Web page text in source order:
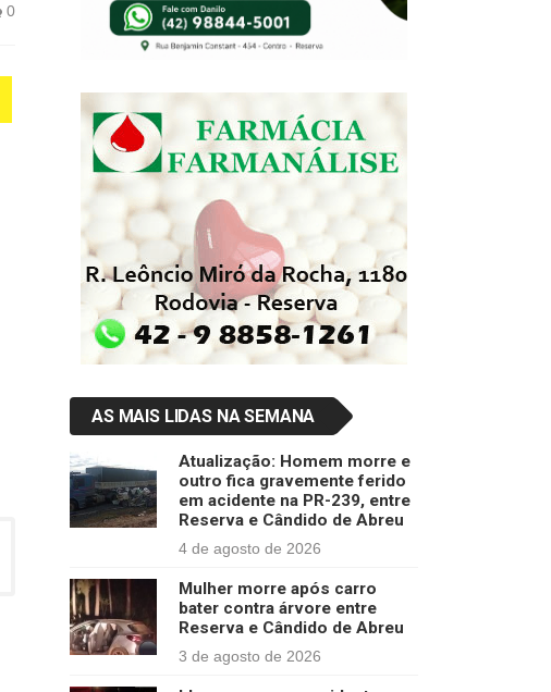
0
AS MAIS LIDAS NA SEMANA
Atualização: Homem morre e
outro fica gravemente ferido
em acidente na PR-239, entre
Reserva e Cândido de Abreu
4 de agosto de 2026
Mulher morre após carro
bater contra árvore entre
Reserva e Cândido de Abreu
3 de agosto de 2026